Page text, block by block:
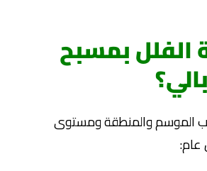
الفلل بمسبح
الموسم والمنطقة ومستوى
عام: